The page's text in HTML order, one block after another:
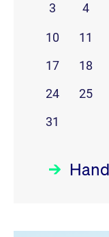
3
4
10 11
17
18
24
25
31